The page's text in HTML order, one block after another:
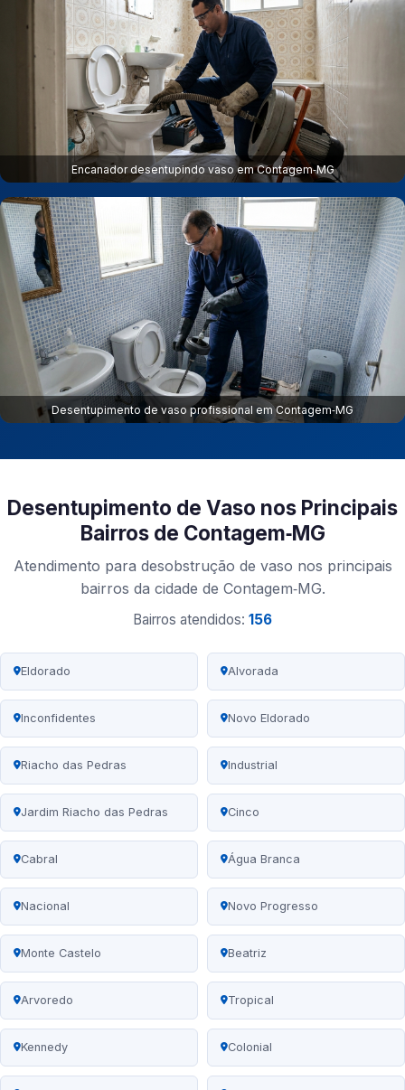
Encanador desentupindo vaso em Contagem‑MG
Desentupimento de vaso profissional em Contagem‑MG
Desentupimento de Vaso nos Principais
Bairros de Contagem‑MG
Atendimento para desobstrução de vaso nos principais
bairros da cidade de Contagem‑MG.
Bairros atendidos: 156
Eldorado Alvorada
Inconfidentes Novo Eldorado
Riacho das Pedras Industrial
Jardim Riacho das Pedras Cinco
Cabral Água Branca
Nacional Novo Progresso
Monte Castelo Beatriz
Arvoredo Tropical
Kennedy Colonial